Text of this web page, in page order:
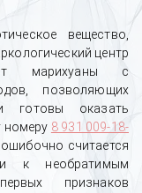
вещество,
центр
марихуаны с
позволяющих
готовы оказать
номеру 8 931 009-18-
считается
к необратимым
признаков